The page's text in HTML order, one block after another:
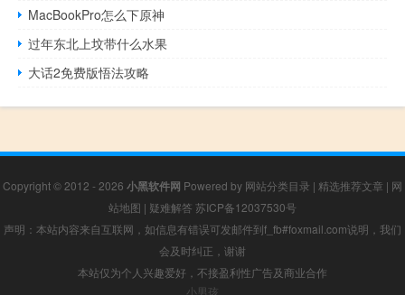
MacBookPro怎么下原神
过年东北上坟带什么水果
大话2免费版悟法攻略
Copyright © 2012 - 2026 小黑软件网 Powered by 网站分类目录 | 精选推荐文章 | 网
站地图 | 疑难解答 苏ICP备12037530号
声明：本站内容来自互联网，如信息有错误可发邮件到f_fb#foxmail.com说明，我们
会及时纠正，谢谢
本站仅为个人兴趣爱好，不接盈利性广告及商业合作
小男孩